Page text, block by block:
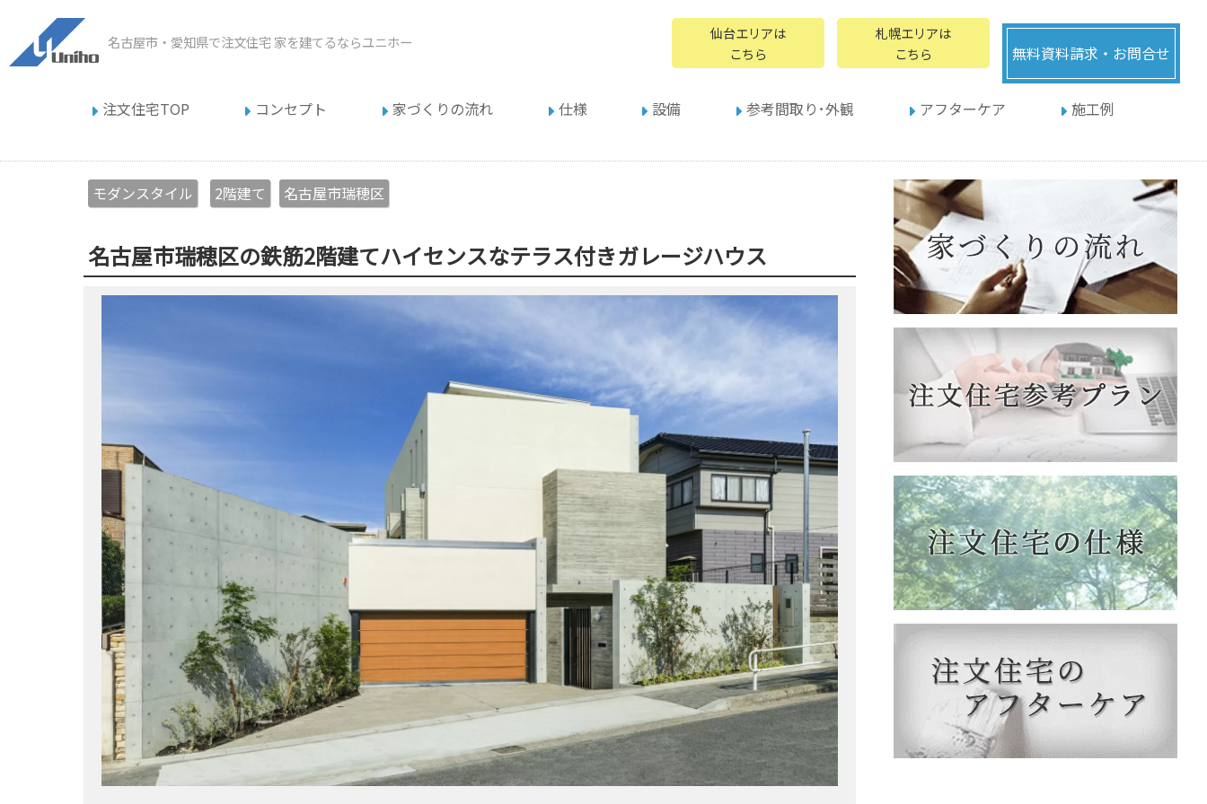
名古屋市・愛知県で注文住宅 家を建てるならユニホー
仙台エリアは
こちら
札幌エリアは
こちら
無料資料請求・お問合せ
注文住宅TOP コンセプト 家づくりの流れ 仕様 設備 参考間取り･外観 アフターケア 施工例
モダンスタイル 2階建て 名古屋市瑞穂区
名古屋市瑞穂区の鉄筋2階建てハイセンスなテラス付きガレージハウス